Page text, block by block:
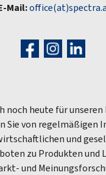
Mail:
noch heute für
Sie von regelmäßigen
und
zu Produkten und
und